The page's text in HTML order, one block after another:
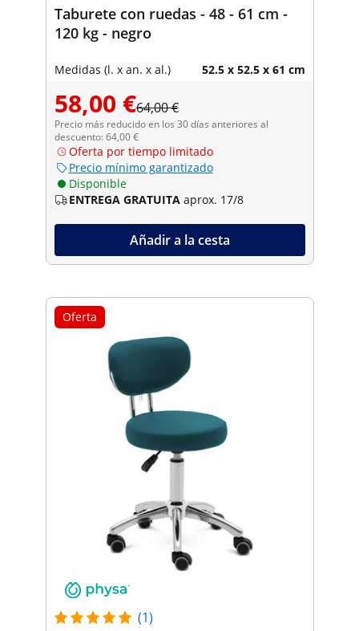
Taburete con ruedas - 48 - 61 cm -
120 kg - negro
Medidas (l. x an. x al.) 52.5 x 52.5 x 61 cm
58,00 €64,00 €
Precio más reducido en los 30 días anteriores al
descuento: 64,00 €
Oferta por tiempo limitado
Precio mínimo garantizado
Disponible
ENTREGA GRATUITA aprox. 17/8
Añadir a la cesta
Oferta
(1)